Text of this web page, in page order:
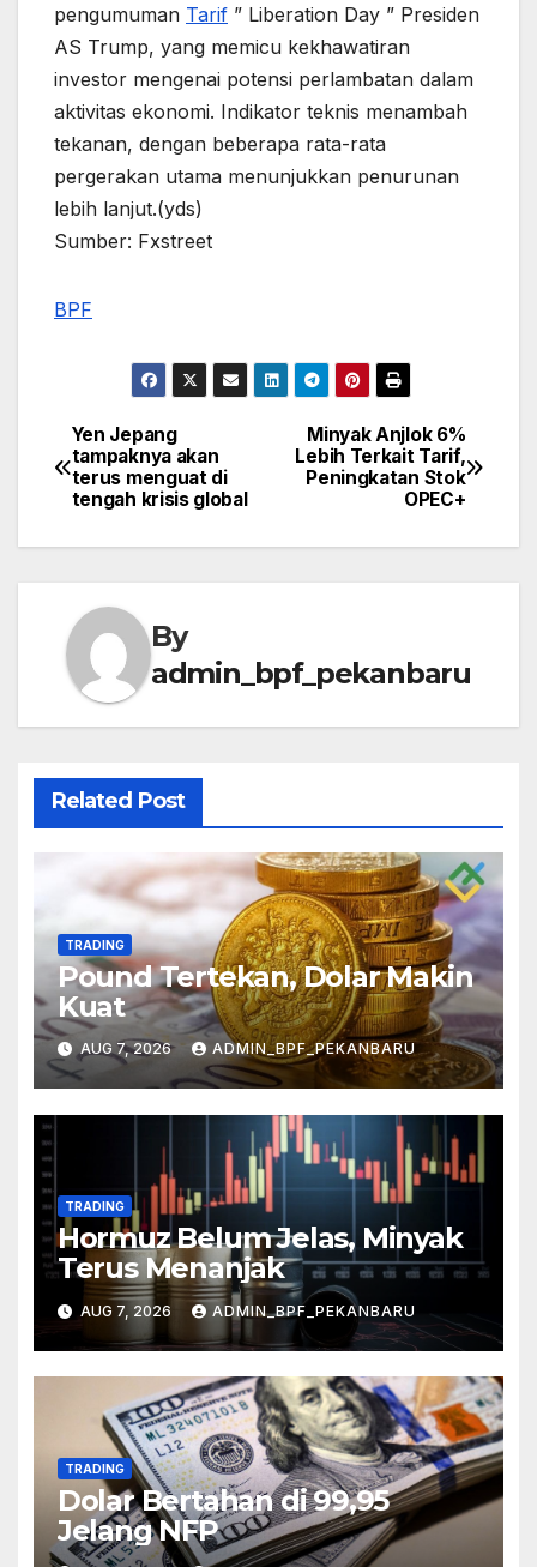
pengumuman Tarif ” Liberation Day ” Presiden
AS Trump, yang memicu kekhawatiran
investor mengenai potensi perlambatan dalam
aktivitas ekonomi. Indikator teknis menambah
tekanan, dengan beberapa rata-rata
pergerakan utama menunjukkan penurunan
lebih lanjut.(yds)
Sumber: Fxstreet
BPF
Post
navigation
Minyak Anjlok 6%
Lebih Terkait Tarif,
Peningkatan Stok
OPEC+
Yen Jepang
tampaknya akan
terus menguat di
tengah krisis global
By
admin_bpf_pekanbaru
Related Post
TRADING
Pound Tertekan, Dolar Makin
Kuat
AUG 7, 2026 ADMIN_BPF_PEKANBARU
TRADING
Hormuz Belum Jelas, Minyak
Terus Menanjak
AUG 7, 2026 ADMIN_BPF_PEKANBARU
TRADING
Dolar Bertahan di 99,95
Jelang NFP